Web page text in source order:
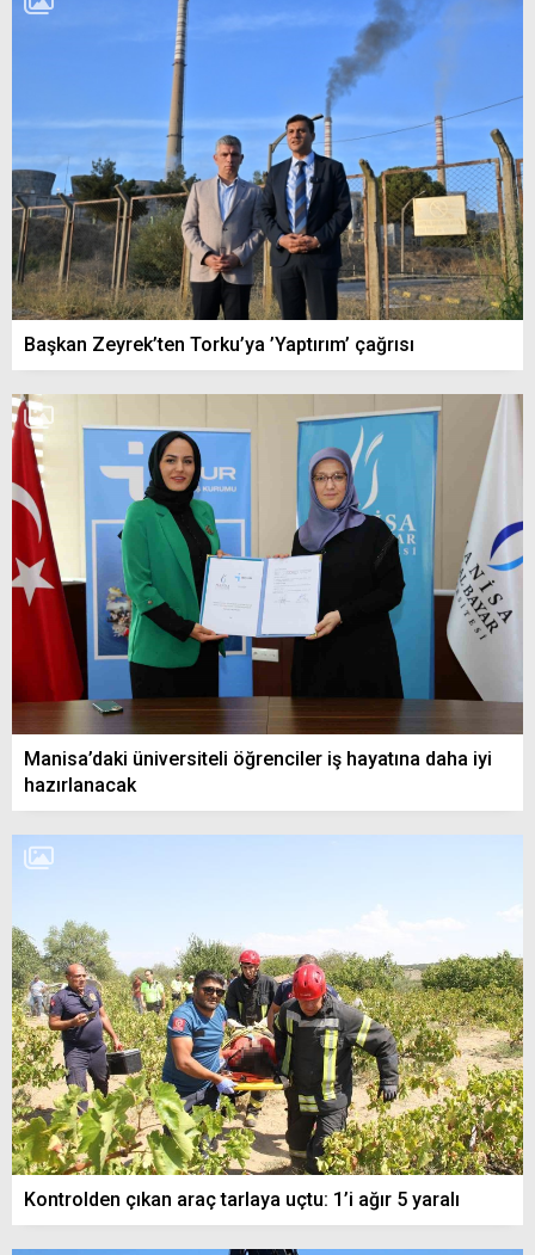
Başkan Zeyrek’ten Torku’ya ’Yaptırım’ çağrısı
Manisa’daki üniversiteli öğrenciler iş hayatına daha iyi
hazırlanacak
Kontrolden çıkan araç tarlaya uçtu: 1’i ağır 5 yaralı